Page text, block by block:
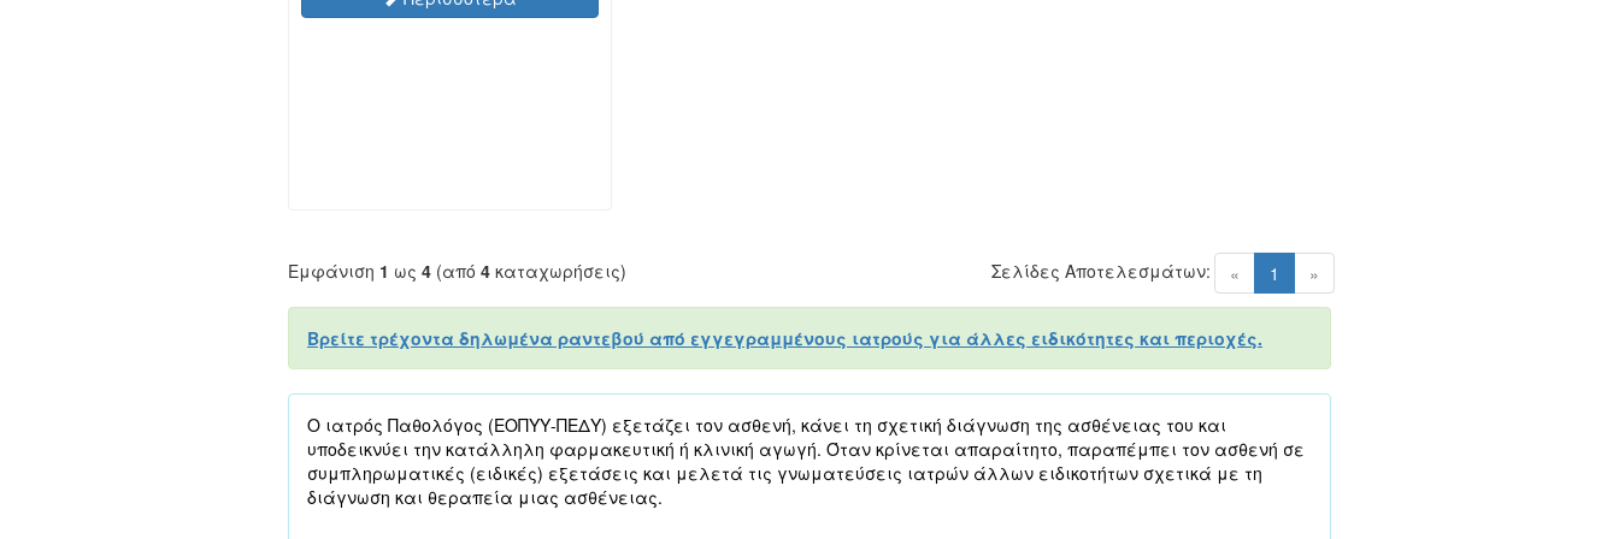
Εμφάνιση 1 ως 4 (από 4 καταχωρήσεις) « 1 (current)
»
Σελίδες Αποτελεσμάτων:
Βρείτε τρέχοντα δηλωμένα ραντεβού από εγγεγραμμένους ιατρούς για άλλες ειδικότητες και περιοχές.
Ο ιατρός Παθολόγος (ΕΟΠΥΥ-ΠΕΔΥ) εξετάζει τον ασθενή, κάνει τη σχετική διάγνωση της ασθένειας του και
υποδεικνύει την κατάλληλη φαρμακευτική ή κλινική αγωγή. Όταν κρίνεται απαραίτητο, παραπέμπει τον ασθενή σε
συμπληρωματικές (ειδικές) εξετάσεις και μελετά τις γνωματεύσεις ιατρών άλλων ειδικοτήτων σχετικά με τη
διάγνωση και θεραπεία μιας ασθένειας.